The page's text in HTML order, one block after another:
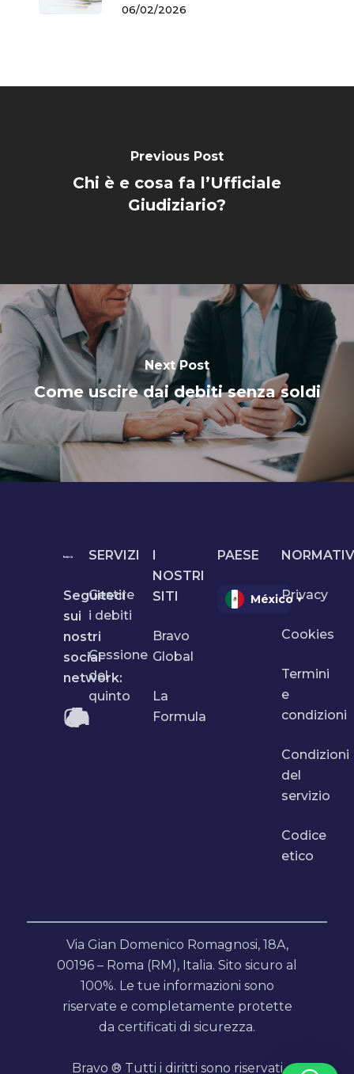
06/02/2026
Previous Post
Chi è e cosa fa l’Ufficiale
Giudiziario?
Next Post
Come uscire dai debiti senza soldi
Seguiteci
sui
nostri
social
network:
SERVIZI
Gestire
i debiti
Cessione
del
quinto
NOSTRI
SITI
Bravo
Global
La
Formula
PAESE
México ▾
Privacy
Cookies
Termini
e
condizioni
Condizioni
del
servizio
Codice
etico
Via Gian Domenico Romagnosi, 18A,
00196 – Roma (RM), Italia. Sito sicuro al
100%. Le tue informazioni sono
riservate e completamente protette
da certificati di sicurezza.
Bravo ® Tutti i diritti sono riservati